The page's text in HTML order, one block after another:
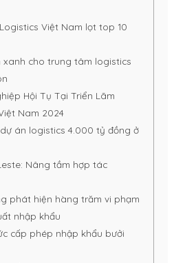
Việt Nam lọt top 10
xanh cho trung tâm logistics
Hội Tụ Tại Triển Lãm
Nam 2024
án logistics 4.000 tỷ đồng ở
Nâng tầm hợp tác
phát hiện hàng trăm vi phạm
nhập khẩu
cấp phép nhập khẩu bưởi